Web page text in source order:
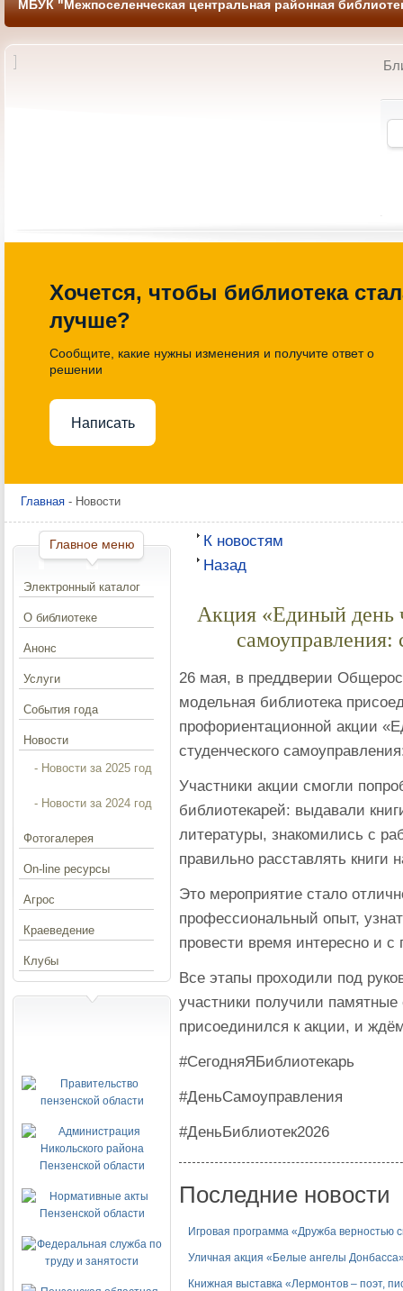
МБУК "Межпоселенческая центральная районная
Хочется, чтобы библиотека
лучше?
Сообщите, какие нужны изменения и получите ответ о
решении
Написать
Главная - Новости
К новостям
Назад
Акция «Единый день
самоуправления:
26 мая, в преддверии
модельная библиотека
профориентационной акции
студенческого
Участники акции смогли
библиотекарей: выдавали
литературы, знакомились с
правильно расставлять книги
Это мероприятие стало
профессиональный опыт,
провести время интересно и с
Все этапы проходили под
участники получили
присоединился к акции, и
#СегодняЯБиблиотекарь
#ДеньСамоуправления
#ДеньБиблиотек2026
Последние новости
Игровая программа «Дружба верностью
Уличная акция «Белые ангелы
Книжная выставка «Лермонтов – поэт,
Главное меню
Электронный каталог
О библиотеке
Анонс
Услуги
События года
Новости
- Новости за 2025 год
- Новости за 2024 год
Фотогалерея
On-line ресурсы
Агрос
Краеведение
Клубы